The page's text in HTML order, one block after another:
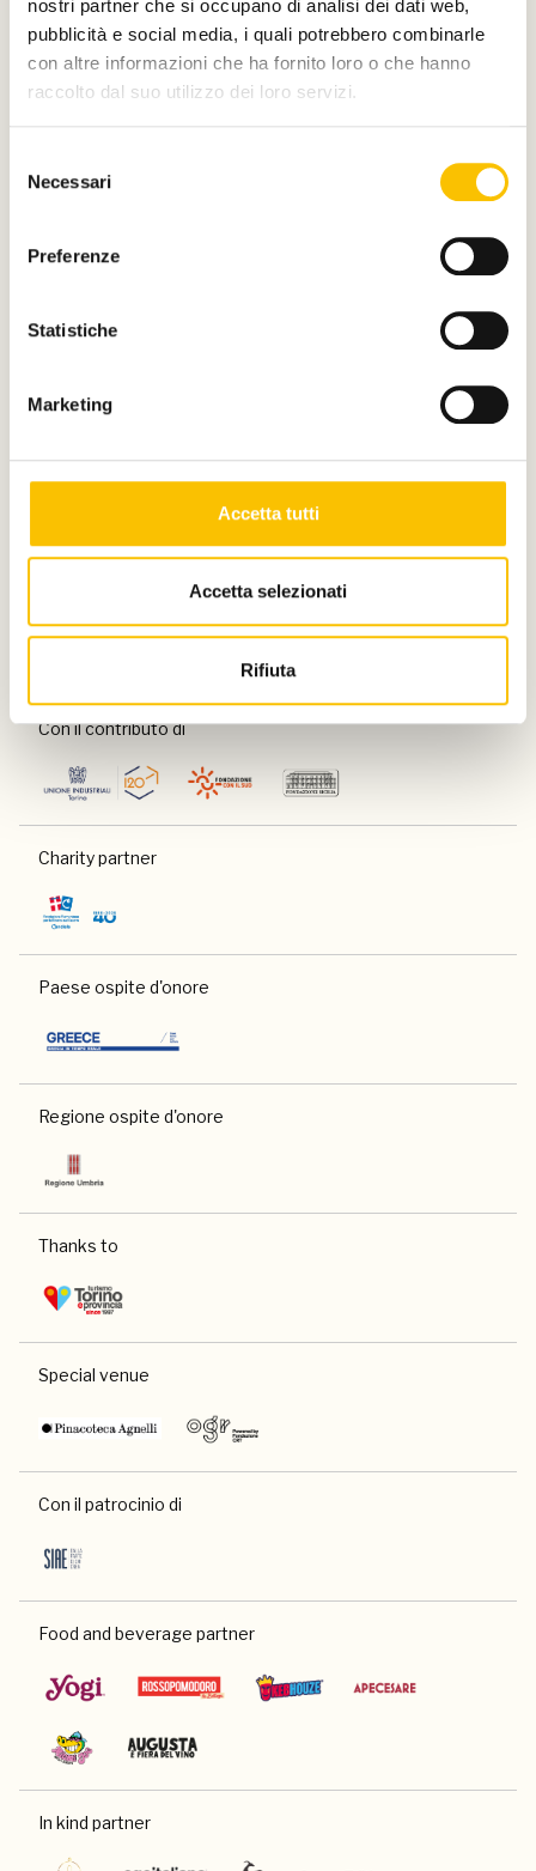
nostri partner che si occupano di analisi dei dati web,
pubblicità e social media, i quali potrebbero combinarle
con altre informazioni che ha fornito loro o che hanno
raccolto dal suo utilizzo dei loro servizi.
delNecessari
Preferenze
Statistiche
Marketing
Accetta tutti
Accetta selezionati
Rifiuta
Main media partner
Con il contributo di
Charity partner
Paese ospite d'onore
Regione ospite d'onore
Thanks to
Special venue
Con il patrocinio di
Food and beverage partner
In kind partner